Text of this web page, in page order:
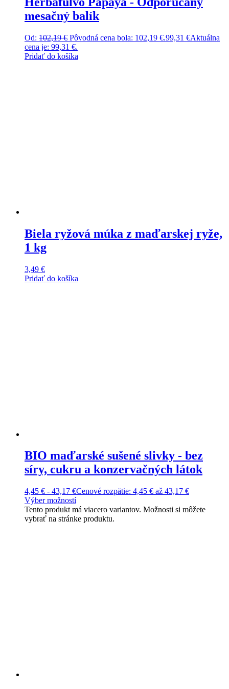
mesačný balík
Od: 102,19€ Pôvodná cena bola: 102,19 €.99,31 €Aktuálna
cena je: 99,31 €.
Pridať do košíka
Biela ryžová múka z maďarskej ryže,
1 kg
3,49 €
Pridať do košíka
BIO maďarské sušené slivky - bez
síry, cukru a konzervačných látok
4,45 € - 43,17 €Cenové rozpätie: 4,45 € až 43,17 €
Výber možností
Tento produkt má viacero variantov. Možnosti si môžete
vybrať na stránke produktu.